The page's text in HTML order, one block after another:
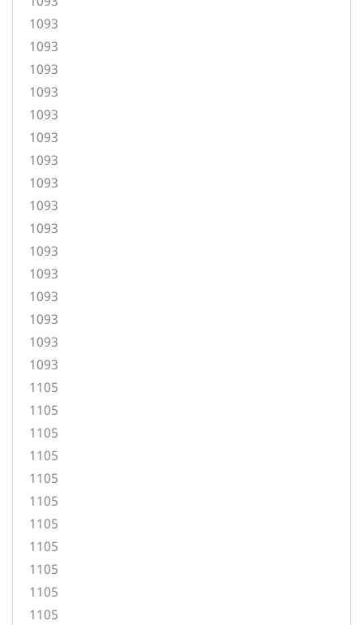
1093
1093
1093
1093
1093
1093
1093
1093
1093
1093
1093
1093
1093
1093
1093
1093
1105
1105
1105
1105
1105
1105
1105
1105
1105
1105
1105